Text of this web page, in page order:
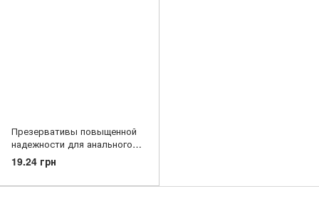
Презервативы повыщенной
надежности для анального
секса Secura - Extra Safe, №1
19.24 грн